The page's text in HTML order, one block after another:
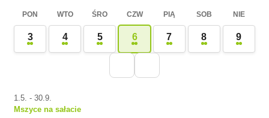
PON WTO ŚRO CZW PIĄ SOB NIE
3 4 5 6 7 8 9
1.5. - 30.9.
Mszyce na sałacie